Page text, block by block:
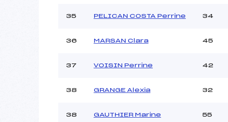
35 PELICAN COSTA Perrine 34
36 MARSAN Clara 45
37 VOISIN Perrine 42
38 GRANGE Alexia 32
38 GAUTHIER Marine 55